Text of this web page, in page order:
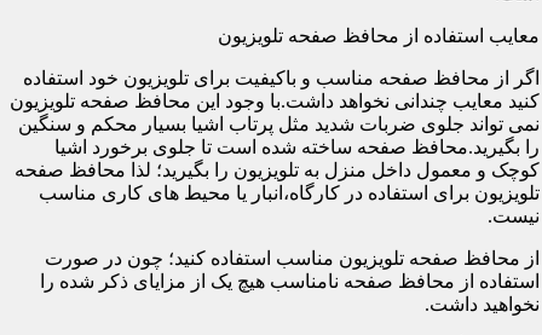
معایب استفاده از محافظ صفحه تلویزیون
اگر از محافظ صفحه مناسب و باکیفیت برای تلویزیون خود استفاده
کنید معایب چندانی نخواهد داشت.با وجود این محافظ صفحه تلویزیون
نمی تواند جلوی ضربات شدید مثل پرتاب اشیا بسیار محکم و سنگین
را بگیرید.محافظ صفحه ساخته شده است تا جلوی برخورد اشیا
کوچک و معمول داخل منزل به تلویزیون را بگیرید؛ لذا محافظ صفحه
تلویزیون برای استفاده در کارگاه،انبار یا محیط های کاری مناسب
نیست.
از محافظ صفحه تلویزیون مناسب استفاده کنید؛ چون در صورت
استفاده از محافظ صفحه نامناسب هیچ یک از مزایای ذکر شده را
نخواهید داشت.